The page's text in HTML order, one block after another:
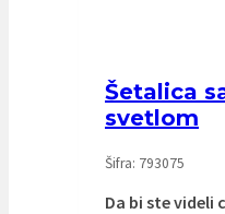
Šetalica
svetlom
Šifra: 793075
Da bi ste videli